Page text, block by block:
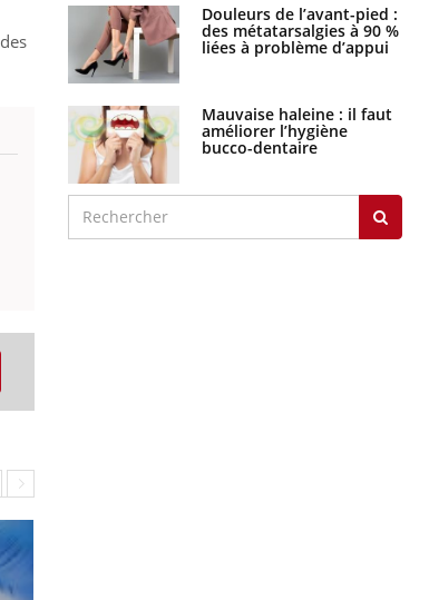
Douleurs de l’avant-pied :
des métatarsalgies à 90 %
liées à problème d’appui
Mauvaise haleine : il faut
améliorer l’hygiène
bucco-dentaire